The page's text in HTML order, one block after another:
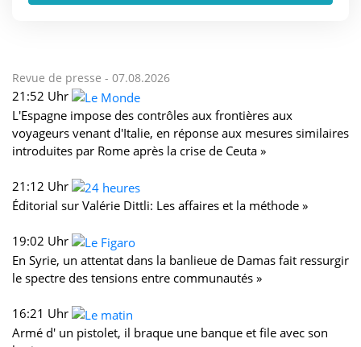
Revue de presse - 07.08.2026
21:52 Uhr
L'Espagne impose des contrôles aux frontières aux
voyageurs venant d'Italie, en réponse aux mesures similaires
introduites par Rome après la crise de Ceuta »
21:12 Uhr
Éditorial sur Valérie Dittli: Les affaires et la méthode »
19:02 Uhr
En Syrie, un attentat dans la banlieue de Damas fait ressurgir
le spectre des tensions entre communautés »
16:21 Uhr
Armé d' un pistolet, il braque une banque et file avec son